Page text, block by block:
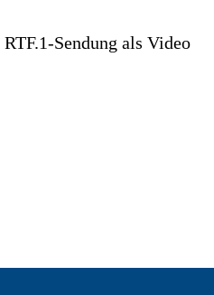
Sendung als Video